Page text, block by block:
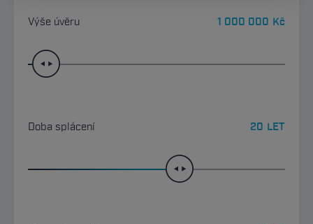
Výše úvěru Kč
1 000 000
Doba splácení LET
20